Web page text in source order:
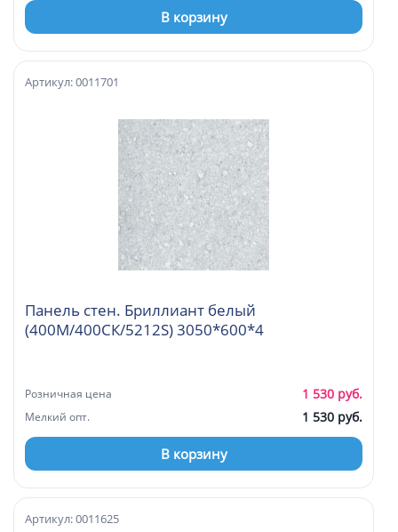
В корзину
Панель стен. Бриллиант белый
(400М/400СК/5212S) 3050*600*4
Артикул: 0011701
Розничная цена 1 530 руб.
Мелкий опт. 1 530 руб.
В корзину
Артикул: 0011625